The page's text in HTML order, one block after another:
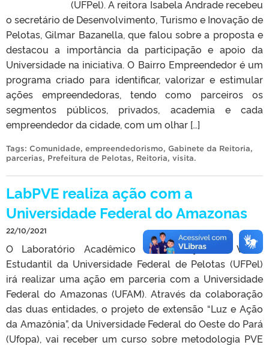
(UFPel). A reitora Isabela Andrade recebeu
o secretário de Desenvolvimento, Turismo e Inovação de
Pelotas, Gilmar Bazanella, que falou sobre a proposta e
destacou a importância da participação e apoio da
Universidade na iniciativa. O Bairro Empreendedor é um
programa criado para identificar, valorizar e estimular
ações empreendedoras, tendo como parceiros os
segmentos públicos, privados, academia e cada
empreendedor da cidade, com um olhar […]
Tags: Comunidade, empreendedorismo, Gabinete da Reitoria,
parcerias, Prefeitura de Pelotas, Reitoria, visita.
LabPVE realiza ação com a
Universidade Federal do Amazonas
22/10/2021
O Laboratório Acadêmico de Produção de Vídeo
Estudantil da Universidade Federal de Pelotas (UFPel)
irá realizar uma ação em parceria com a Universidade
Federal do Amazonas (UFAM). Através da colaboração
das duas entidades, o projeto de extensão “Luz e Ação
da Amazônia”, da Universidade Federal do Oeste do Pará
(Ufopa), vai receber um curso sobre metodologia PVE